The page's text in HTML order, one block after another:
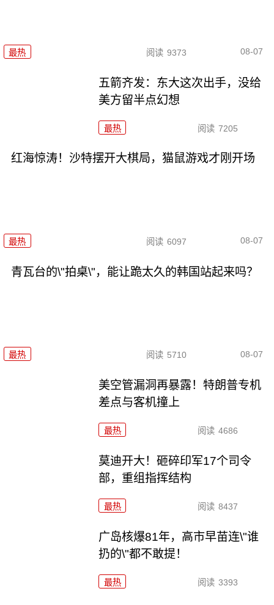
最热 阅读 9373 08-07
五箭齐发：东大这次出手，没给
美方留半点幻想
最热 阅读 7205
红海惊涛！沙特摆开大棋局，猫鼠游戏才刚开场
最热 阅读 6097 08-07
青瓦台的\"拍桌\"，能让跪太久的韩国站起来吗？
最热 阅读 5710 08-07
美空管漏洞再暴露！特朗普专机
差点与客机撞上
最热 阅读 4686
莫迪开大！砸碎印军17个司令
部，重组指挥结构
最热 阅读 8437
广岛核爆81年，高市早苗连\"谁
扔的\"都不敢提！
最热 阅读 3393